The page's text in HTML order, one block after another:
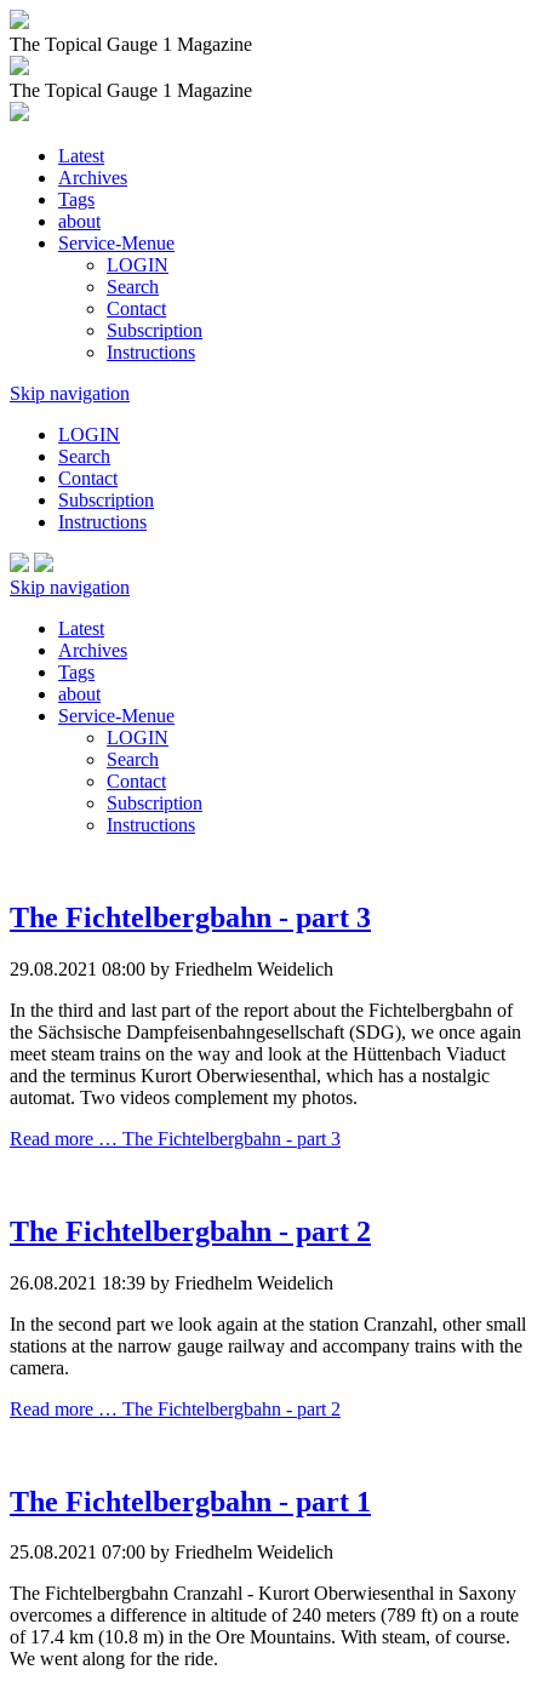
The Topical Gauge 1 Magazine
The Topical Gauge 1 Magazine
Latest
Archives
Tags
about
Service-Menue
LOGIN
Search
Contact
Subscription
Instructions
Skip navigation
LOGIN
Search
Contact
Subscription
Instructions
Skip navigation
Latest
Archives
Tags
about
Service-Menue
LOGIN
Search
Contact
Subscription
Instructions
The Fichtelbergbahn - part 3
29.08.2021 08:00 by Friedhelm Weidelich
In the third and last part of the report about the Fichtelbergbahn of
the Sächsische Dampfeisenbahngesellschaft (SDG), we once again
meet steam trains on the way and look at the Hüttenbach Viaduct
and the terminus Kurort Oberwiesenthal, which has a nostalgic
automat. Two videos complement my photos.
Read more … The Fichtelbergbahn - part 3
The Fichtelbergbahn - part 2
26.08.2021 18:39 by Friedhelm Weidelich
In the second part we look again at the station Cranzahl, other small
stations at the narrow gauge railway and accompany trains with the
camera.
Read more … The Fichtelbergbahn - part 2
The Fichtelbergbahn - part 1
25.08.2021 07:00 by Friedhelm Weidelich
The Fichtelbergbahn Cranzahl - Kurort Oberwiesenthal in Saxony
overcomes a difference in altitude of 240 meters (789 ft) on a route
of 17.4 km (10.8 m) in the Ore Mountains. With steam, of course.
We went along for the ride.